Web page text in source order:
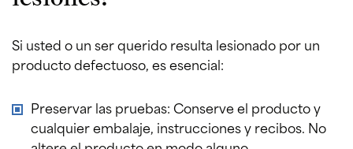
Si usted o un ser querido resulta lesionado por un
producto defectuoso, es esencial:
Preservar las pruebas: Conserve el producto y
cualquier embalaje, instrucciones y recibos. No